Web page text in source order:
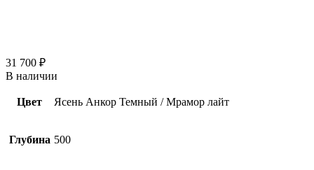
31 700 ₽
В наличии
Цвет Ясень Анкор Темный / Мрамор лайт
Глубина 500